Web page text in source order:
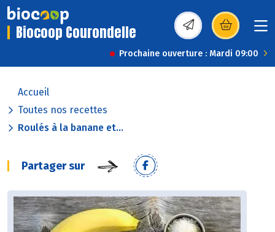
Biocoop Courondelle (s’ouvre dans une
Prochaine ouverture : Mardi 09:00
Accueil
Toutes nos recettes
Roulés à la banane et...
Partager sur